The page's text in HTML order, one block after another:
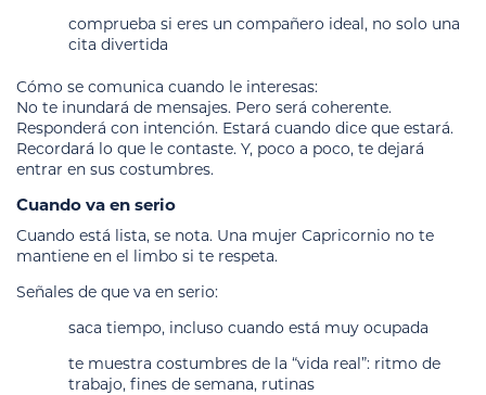
comprueba si eres un compañero ideal, no solo una
cita divertida
Cómo se comunica cuando le interesas:
No te inundará de mensajes. Pero será coherente.
Responderá con intención. Estará cuando dice que estará.
Recordará lo que le contaste. Y, poco a poco, te dejará
entrar en sus costumbres.
Cuando va en serio
Cuando está lista, se nota. Una mujer Capricornio no te
mantiene en el limbo si te respeta.
Señales de que va en serio:
saca tiempo, incluso cuando está muy ocupada
te muestra costumbres de la “vida real”: ritmo de
trabajo, fines de semana, rutinas